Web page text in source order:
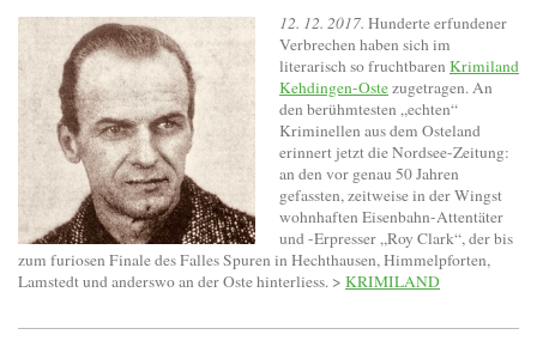
12. 12. 2017. Hunderte erfundener
Verbrechen haben sich im
literarisch so fruchtbaren Krimiland
Kehdingen-Ostezugetragen. An
den berühmtesten „echten“
Kriminellen aus dem Osteland
erinnert jetzt die Nordsee-Zeitung:
an den vor genau 50 Jahren
gefassten, zeitweise in der Wingst
wohnhaften Eisenbahn-Attentäter
und -Erpresser „Roy Clark“, der bis
zum furiosen Finale des Falles Spuren in Hechthausen, Himmelpforten,
Lamstedt und anderswo an der Oste hinterliess. > KRIMILAND